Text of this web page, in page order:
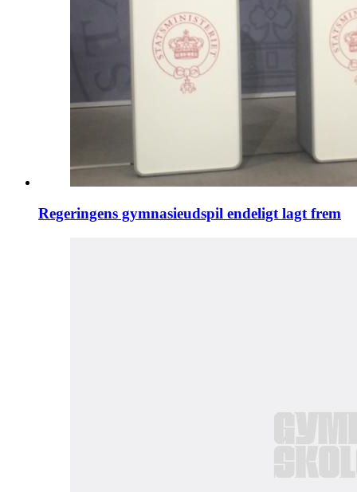
Regeringens gymnasieudspil endeligt lagt frem